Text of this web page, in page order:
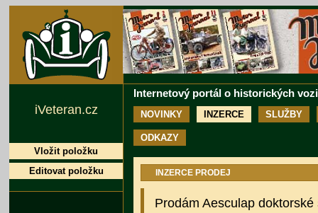
Internetový portál o historických
NOVINKY INZERCE SLUŽBY
ODKAZY
INZERCE PRODEJ
Prodám Aesculap doktorské
iVeteran.cz
Vložit položku
Editovat položku